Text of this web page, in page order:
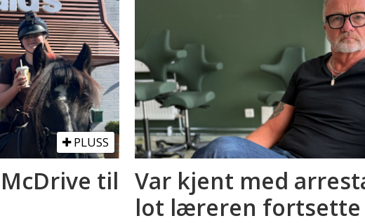
PLUSS
til Var kjent med
lot læreren fortsette